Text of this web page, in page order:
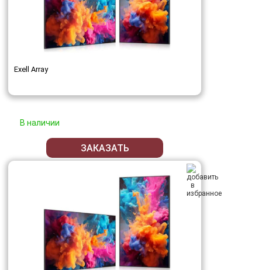
Exell Array
В наличии
ЗАКАЗАТЬ